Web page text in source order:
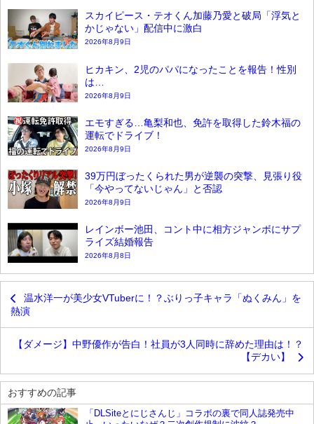
スカイピース・テオくん加藤乃愛と破局「浮気と
かじゃない」配信中に激白
2026年8月9日
ヒカキン、2児のパパになったことを報告！性別
は…
2026年8月9日
エモすぎる…亀梨和也、免許を取得した鈴木福の
運転でドライブ！
2026年8月9日
39万円ぼったくられた男が逆襲の突撃、見張り役
「今やってないじゃん」と否認
2026年8月9日
レインボー池田、コント中に相方ジャンボにサプ
ライズ結婚報告
2026年8月8日
温水洋一が美少女VTuberに！？ぶりっ子キャラ「ぬくみん」を
熱演
【ダメージ】中野優作が告白！社員が3人同時に辞めた理由は！？
【デカい】
おすすめの記事
「DLSiteとにじさんじ」コラボの裏で同人誌発売中